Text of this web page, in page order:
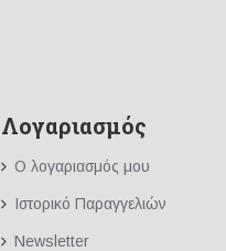
Λογαριασμός
Ο λογαριασμός μου
Ιστορικό Παραγγελιών
Newsletter